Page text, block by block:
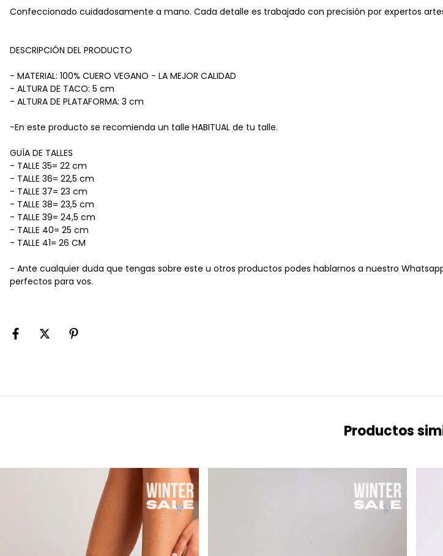
Confeccionado cuidadosamente a mano. Cada detalle es trabajado con precisión por expertos
DESCRIPCIÓN DEL PRODUCTO
- MATERIAL: 100% CUERO VEGANO - LA MEJOR CALIDAD
- ALTURA DE TACO: 5 cm
- ALTURA DE PLATAFORMA: 3 cm
-En este producto se recomienda un talle HABITUAL de tu talle.
GUÍA DE TALLES
- TALLE 35= 22 cm
- TALLE 36= 22,5 cm
- TALLE 37= 23 cm
- TALLE 38= 23,5 cm
- TALLE 39= 24,5 cm
- TALLE 40= 25 cm
- TALLE 41= 26 CM
- Ante cualquier duda que tengas sobre este u otros productos podes hablarnos a nuestro
perfectos para vos.
Productos